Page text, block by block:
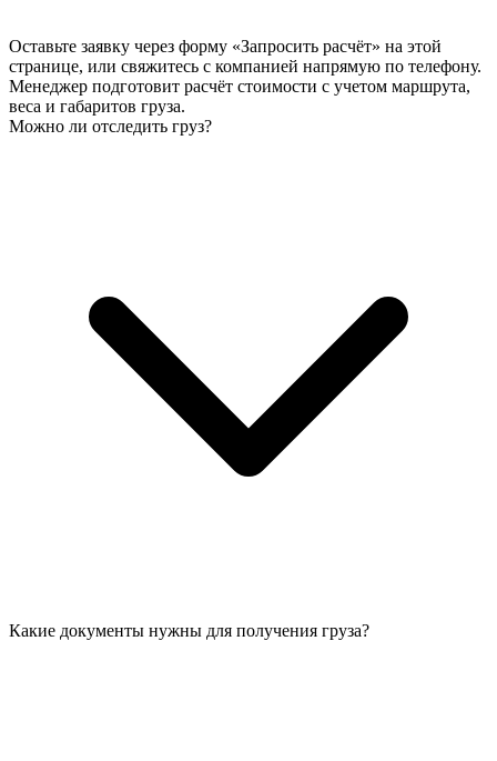
Оставьте заявку через форму «Запросить расчёт» на этой
странице, или свяжитесь с компанией напрямую по телефону.
Менеджер подготовит расчёт стоимости с учетом маршрута,
веса и габаритов груза.
Можно ли отследить груз?
Какие документы нужны для получения груза?